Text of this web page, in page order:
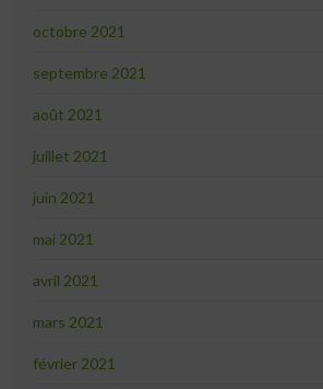
octobre 2021
septembre 2021
août 2021
juillet 2021
juin 2021
mai 2021
avril 2021
mars 2021
février 2021